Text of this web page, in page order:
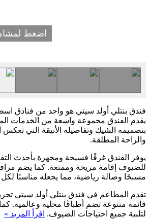
اضغط
فندق بنتلي أولد سيتي هو واحد من فنادق
يقدم الفندق مجموعة واسعة من الخدمات
بتصميمه الشيك وتفاصيله الأنيقة التي
والراحة المطلقة.
يوفر الفندق غرفًا فسيحة ومجهزة بأحدث
للضيوف إقامة مريحة وممتعة. كما يضم
مسبحًا وصالة رياضية، مما يجعله مناسبًا لكل
تقدم المطاعم في فندق بنتلي أولد سيتي
قائمة متنوعة تضم أطباقًا محلية وعالمية.
لتلبية جميع احتياجات الضيوف. اقرأ المزيد »